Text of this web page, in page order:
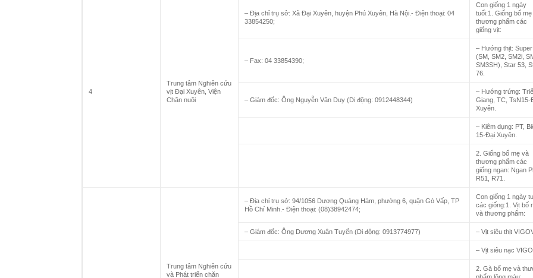
4
Trung tâm Nghiên cứu
vịt Đại Xuyên, Viện
Chăn nuôi
– Địa chỉ trụ sở: Xã Đại Xuyên, huyện Phú Xuyên, Hà Nội.- Điện thoại: 04
33854250;
Con giống 1 ngày
tuổi:1. Giống bố
thương phẩm các
giống vịt:
– Fax: 04 33854390;
– Hướng thịt:
(SM, SM2, SM2i,
SM3SH), Star 53,
76.
– Giám đốc: Ông Nguyễn Văn Duy (Di động: 0912448344)
– Hướng trứng:
Giang, TC, TsN15-
Xuyên.
– Kiêm dụng: PT,
15-Đại Xuyên.
2. Giống bố mẹ và
thương phẩm các
giống ngan: Ngan
R51, R71.
Trung tâm Nghiên cứu
và Phát triển chăn
– Địa chỉ trụ sở: 94/1056 Dương Quảng Hàm, phường 6, quận Gò Vấp, TP
Hồ Chí Minh.- Điện thoại: (08)38942474;
Con giống 1 ngày
các giống:1. Vịt bố
và thương phẩm:
– Giám đốc: Ông Dương Xuân Tuyển (Di động: 0913774977) – Vịt siêu thịt
– Vịt siêu nạc
2. Gà bố mẹ và